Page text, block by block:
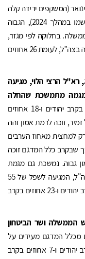
(המשקפים ירידה קלה
ביחס לרמות האמון הממוצעות שנרשמו במהלך 2024), הגבוה
בחלוקה לפי מגזר,
ל-76 אחוזים מהמדגם היהודי אמון גבוה בצה"ל, לעומת 26 אחוזים
רא"ל הרצי הלוי, מגיעה
למגמה מתמשכת שהחלה
(42 אחוזים בקרב יהודים ו-18 אחוזים
זוכה לרמת אמון זהה
אחוזים), אך רק למחצית מאחוז הערבים
(9 אחוזים) – כך שבקרב כלל המדגם זוכה
אמון גבוה. נמשכת גם מגמת
הירידה ברמת האמון הגבוה בדובר צה"ל, המגיעה לשפל של 55
אחוזים מכלל המדגם (63 אחוזים בקרב יהודים ו-23 אחוזים בקרב
הממשלה ושר הביטחון
מכלל המדגם מעידים על
אמון גבוה בממשלה (25 אחוזים בקרב יהודים ו-7 אחוזים בקרב